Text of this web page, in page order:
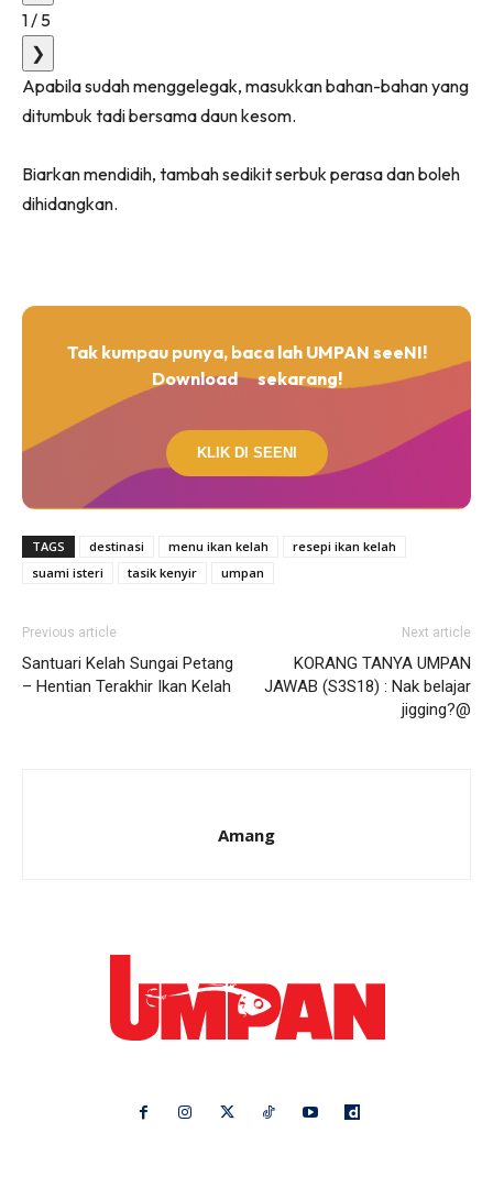
1/ 5
❯
Apabila sudah menggelegak, masukkan bahan-bahan yang
ditumbuk tadi bersama daun kesom.
Biarkan mendidih, tambah sedikit serbuk perasa dan boleh
dihidangkan.
Tak kumpau punya, baca lah UMPAN seeNI!
Download
sekarang!
KLIK DI SEENI
TAGS destinasi menu ikan kelah
resepi ikan kelah
suami isteri
tasik kenyir umpan
Previous article
Santuari Kelah Sungai Petang
– Hentian Terakhir Ikan Kelah
Next article
KORANG TANYA UMPAN
JAWAB (S3S18) : Nak belajar
jigging?@
Amang